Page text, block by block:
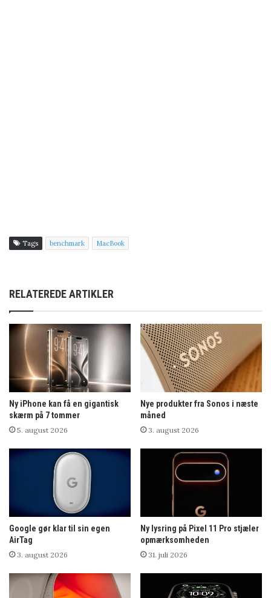
Tags benchmark MacBook
RELATEREDE ARTIKLER
Ny iPhone kan få en gigantisk
skærm på 7 tommer
5. august 2026
Nye produkter fra Sonos i næste
måned
3. august 2026
Google gør klar til sin egen
AirTag
3. august 2026
Ny lysring på Pixel 11 Pro stjæler
opmærksomheden
31. juli 2026